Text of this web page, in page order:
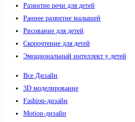
Развитие речи для детей
Раннее развитие малышей
Рисование для детей
Скорочтение для детей
Эмоциональный интеллект у детей
Все Дизайн
3D моделирование
Fashion-дизайн
Motion-дизайн